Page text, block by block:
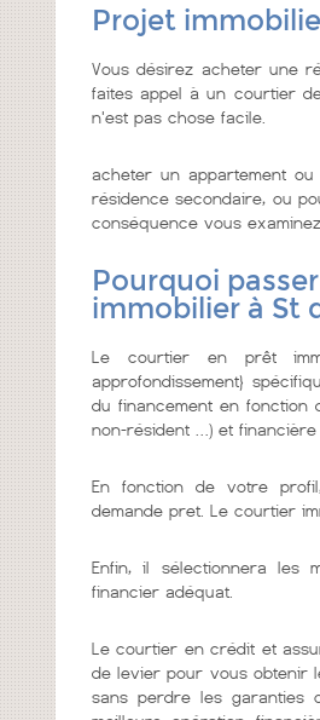
Projet
Vous désirez acheter une
faites appel à un courtier
n'est pas chose facile.
acheter un appartement
résidence secondaire, ou
conséquence vous
Pourquoi
immobilier à St
Le courtier en prêt
approfondissement}
du financement en fonction
non-résident …) et financière
En fonction de votre
demande pret. Le courtier
Enfin, il sélectionnera les
financier adéquat.
Le courtier en crédit et
de levier pour vous obtenir
sans perdre les garanties